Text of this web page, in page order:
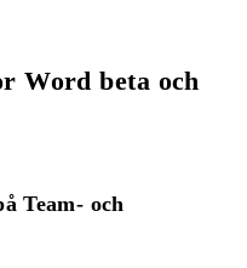
Word beta och
Team- och